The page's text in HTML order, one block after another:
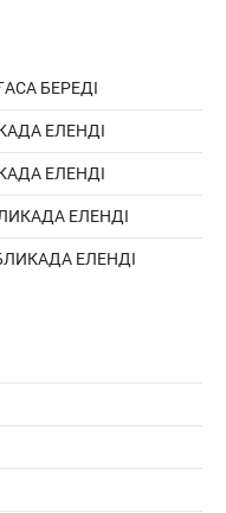
БЕРЕДІ
ЕЛЕНДІ
ЕЛЕНДІ
ЕЛЕНДІ
ЕЛЕНДІ